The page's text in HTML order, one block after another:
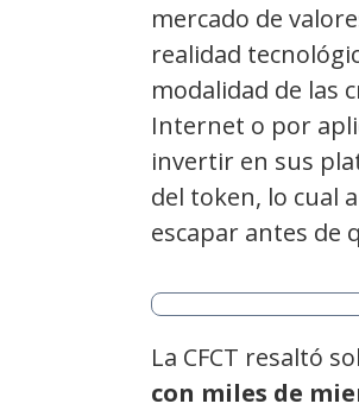
mercado de
realidad
modalidad de las
Internet o por
invertir en sus
del token, lo cual
escapar antes de
La CFCT resaltó
con miles de